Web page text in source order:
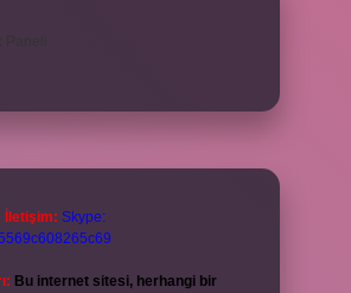
İletişim: Skype:
Bu internet sitesi, herhangi bir